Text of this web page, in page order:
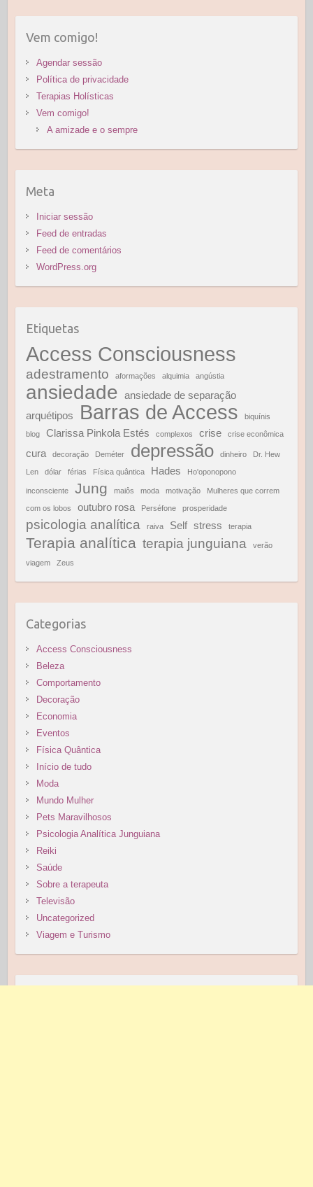
Vem comigo!
Agendar sessão
Política de privacidade
Terapias Holísticas
Vem comigo!
A amizade e o sempre
Meta
Iniciar sessão
Feed de entradas
Feed de comentários
WordPress.org
Etiquetas
Access Consciousness
adestramento aformações alquimia angústia
ansiedade ansiedade de separação
arquétipos
Barras de Access biquínis
blog Clarissa Pinkola Estés complexos crise crise econômica
cura decoração Deméter depressão dinheiro Dr. Hew
Len dólar férias Física quântica Hades Ho'oponopono
inconsciente Jung maiôs moda motivação Mulheres que correm
com os lobos outubro rosa Perséfone prosperidade
psicologia analítica raiva Self stress terapia
Terapia analítica terapia junguiana verão
viagem Zeus
Categorias
Access Consciousness
Beleza
Comportamento
Decoração
Economia
Eventos
Física Quântica
Início de tudo
Moda
Mundo Mulher
Pets Maravilhosos
Psicologia Analítica Junguiana
Reiki
Saúde
Sobre a terapeuta
Televisão
Uncategorized
Viagem e Turismo